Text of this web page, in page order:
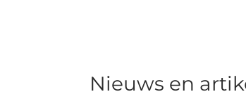
Nieuws en